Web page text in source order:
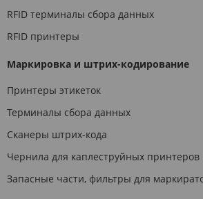
RFID терминалы сбора данных
RFID принтеры
Маркировка и штрих-кодирование
Принтеры этикеток
Терминалы сбора данных
Сканеры штрих-кода
Чернила для каплеструйных принтеров
Запасные части, фильтры для